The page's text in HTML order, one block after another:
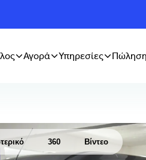
Αγορά Υπηρεσίες Πώληση
360 Βίντεο